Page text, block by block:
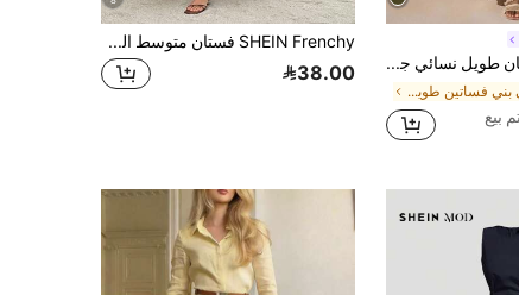
Zivah فستان طويل نسائي جديد للصيف، كاجوال وبسيط وأنيق، مناسب للعطلات والتنقل اليومي، بقصة فضفاضة، بلوزة بلون بني داكن سادة مع ياقة بزر واحد، مناسب ل-
في بني فساتين طويلة تصل إلى الأرض
SHEIN Frenchy فستان متوسط الطول بياقة مستديرة وأكمام قصيرة وخصر مربوط مع خطوط
38.00